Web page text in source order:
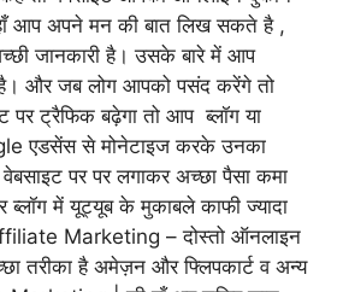
आप अपने मन की बात लिख सकते है ,
जानकारी है। उसके बारे में आप
और जब लोग आपको पसंद करेंगे तो
पर ट्रैफिक बढ़ेगा तो आप ब्लॉग या
एडसेंस से मोनेटाइज करके उनका
वेबसाइट पर पर लगाकर अच्छा पैसा कमा
में यूट्यूब के मुकाबले काफी ज्यादा
Marketing – दोस्तो ऑनलाइन
तरीका है अमेज़न और फ्लिपकार्ट व अन्य